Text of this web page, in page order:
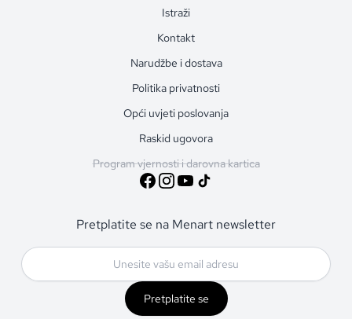
Istraži
Kontakt
Narudžbe i dostava
Politika privatnosti
Opći uvjeti poslovanja
Raskid ugovora
Program vjernosti i darovna kartica
Pretplatite se na Menart newsletter
Pretplatite se